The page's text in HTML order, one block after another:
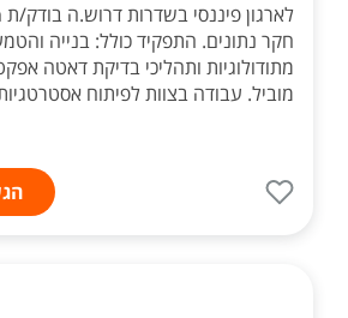
חקר נתונים. התפקיד כולל: בנייה
מתודולוגיות ותהליכי בדיקת דאטה
מוביל. עבודה בצוות לפיתוח